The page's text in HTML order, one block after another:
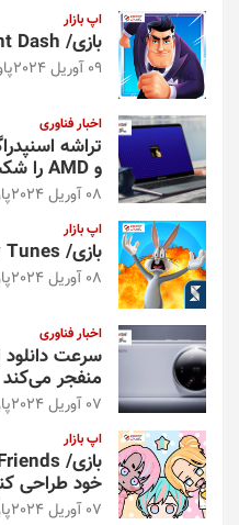
اپ بازار
بازی/ Agent Dash؛ سکه‌ها را جمع کنید
09 آوریل 2024
اخبار فناوری
و AMD را شکست داد
08 آوریل 2024
اپ بازار
بازی/ Looney Tunes؛ شهری بزرگ بسازید
08 آوریل 2024
اخبار فناوری
سرعت
منفجر می‌کند
07 آوریل 2024
اپ بازار
خود طراحی
07 آوریل 2024